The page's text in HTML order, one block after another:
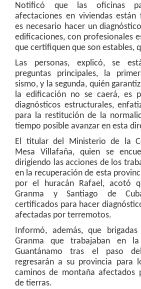
Notificó que las oficinas
afectaciones en viviendas están
es necesario hacer un
edificaciones, con profesionales
que certifiquen que son estables,
Las personas, explicó, se
preguntas principales, la
sismo, y la segunda, quién
la edificación no se caerá, es
diagnósticos estructurales,
para la restitución de la
tiempo posible avanzar en esta
El titular del Ministerio de la
Mesa Villafaña, quien se
dirigiendo las acciones de los
en la recuperación de esta
por el huracán Rafael, acotó
Granma y Santiago de
certificados para hacer
afectadas por terremotos.
Informó, además, que brigadas
Granma que trabajaban en
Guantánamo tras el paso
regresarán a su provincia para
caminos de montaña afectados
de tierras.